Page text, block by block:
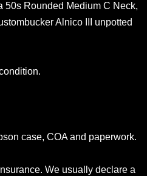
50s Rounded Medium C Neck,
Alnico III unpotted
case, COA and paperwork.
We usually declare a